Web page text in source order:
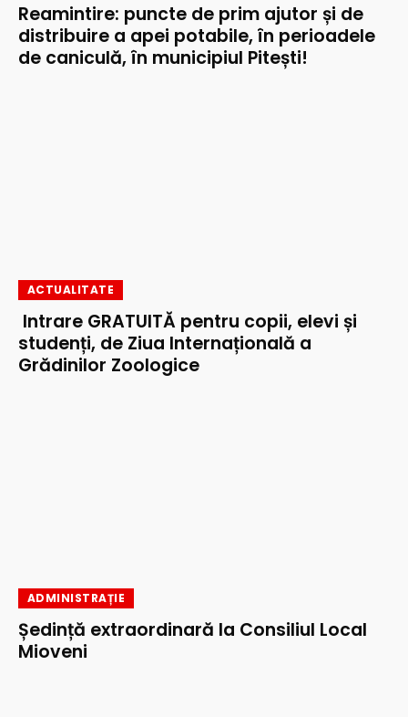
Reamintire: puncte de prim ajutor și de
distribuire a apei potabile, în perioadele
de caniculă, în municipiul Pitești!
ACTUALITATE
Intrare GRATUITĂ pentru copii, elevi și
studenți, de Ziua Internațională a
Grădinilor Zoologice
ADMINISTRAȚIE
Ședință extraordinară la Consiliul Local
Mioveni